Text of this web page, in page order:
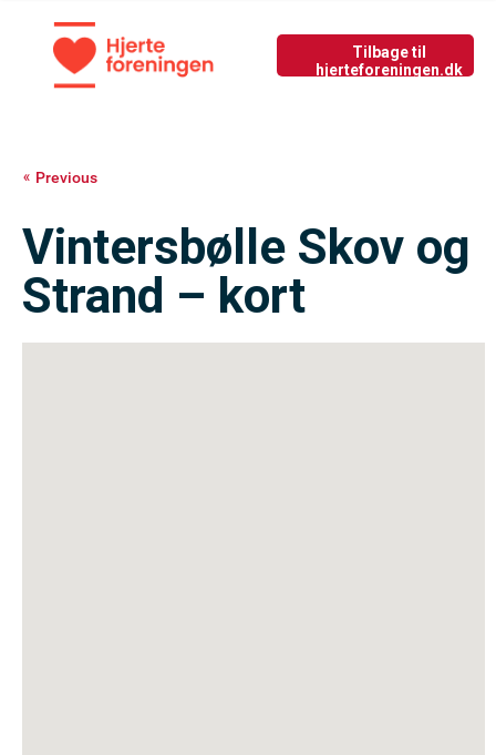
Tilbage til nyside
Previous
Vintersbølle Skov og
Strand – kort